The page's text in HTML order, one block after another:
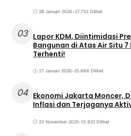
28 Januari 2026•27.732 Dilihat
03 Lapor KDM, Diintimidasi
Bangunan di Atas Air Situ
Terhenti!
27 Januari 2026•25.688 Dilihat
04 Ekonomi Jakarta Moncer,
Inflasi dan Terjaganya
23 November 2025•13.922 Dilihat